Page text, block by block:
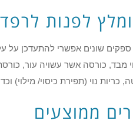
לפנות לרפד
שונים אפשרי להתעדכן על
מבד, כורסה אשר עשויה עור,
כריות נוי (תפירת כיסוי/ מילוי)
ממוצעים